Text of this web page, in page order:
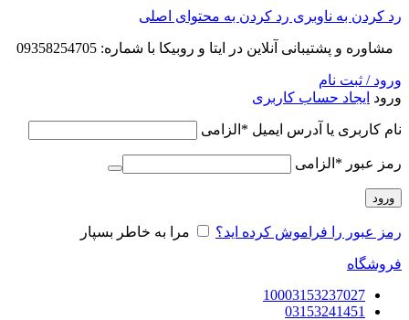
رد کردن به ناوبری رد کردن به محتوای اصلی
مشاوره و پشتیبانی آنلاین در ایتا و روبیکا با شماره: 09358254705
ورود / ثبت نام
ورود ایجاد حساب کاربری
نام کاربری یا آدرس ایمیل * الزامی
رمز عبور * الزامی
ورود
رمز عبور را فراموش کرده اید؟ مرا به خاطر بسپار
فروشگاه
10003153237027
03153241451